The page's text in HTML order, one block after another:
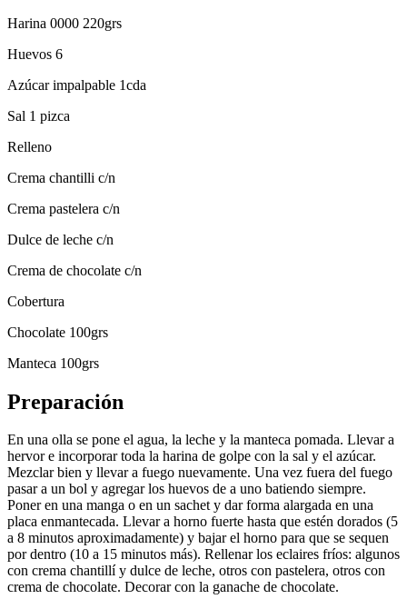
Harina 0000 220grs
Huevos 6
Azúcar impalpable 1cda
Sal 1 pizca
Relleno
Crema chantilli c/n
Crema pastelera c/n
Dulce de leche c/n
Crema de chocolate c/n
Cobertura
Chocolate 100grs
Manteca 100grs
Preparación
En una olla se pone el agua, la leche y la manteca pomada. Llevar a
hervor e incorporar toda la harina de golpe con la sal y el azúcar.
Mezclar bien y llevar a fuego nuevamente. Una vez fuera del fuego
pasar a un bol y agregar los huevos de a uno batiendo siempre.
Poner en una manga o en un sachet y dar forma alargada en una
placa enmantecada. Llevar a horno fuerte hasta que estén dorados (5
a 8 minutos aproximadamente) y bajar el horno para que se sequen
por dentro (10 a 15 minutos más). Rellenar los eclaires fríos: algunos
con crema chantillí y dulce de leche, otros con pastelera, otros con
crema de chocolate. Decorar con la ganache de chocolate.